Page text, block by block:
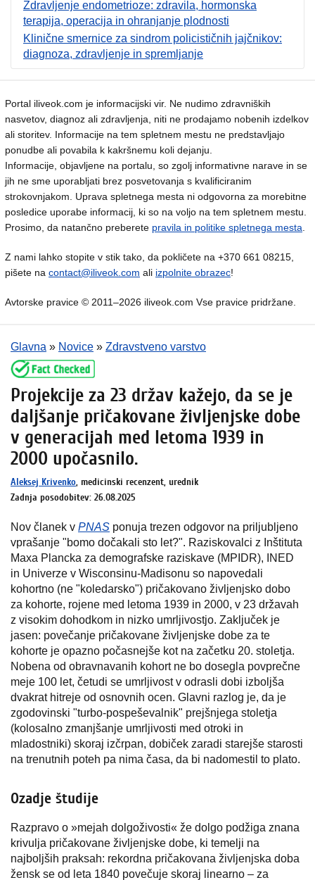
Zdravljenje endometrioze: zdravila, hormonska
terapija, operacija in ohranjanje plodnosti
Klinične smernice za sindrom policističnih jajčnikov:
diagnoza, zdravljenje in spremljanje
Portal iliveok.com je informacijski vir. Ne nudimo zdravniških
nasvetov, diagnoz ali zdravljenja, niti ne prodajamo nobenih izdelkov
ali storitev. Informacije na tem spletnem mestu ne predstavljajo
ponudbe ali povabila k kakršnemu koli dejanju.
Informacije, objavljene na portalu, so zgolj informativne narave in se
jih ne sme uporabljati brez posvetovanja s kvalificiranim
strokovnjakom. Uprava spletnega mesta ni odgovorna za morebitne
posledice uporabe informacij, ki so na voljo na tem spletnem mestu.
Prosimo, da natančno preberete pravila in politike spletnega mesta
Z nami lahko stopite v stik tako, da pokličete na +370 661 08215,
pišete na contact@iliveok.com ali izpolnite obrazec!
Avtorske pravice © 2011–2026 iliveok.com Vse pravice pridržane.
Glavna » Novice » Zdravstveno varstvo
Projekcije za 23 držav kažejo, da se je
daljšanje pričakovane življenjske dobe
v generacijah med letoma 1939 in
2000 upočasnilo.
Aleksej Krivenko, medicinski recenzent, urednik
Zadnja posodobitev: 26.08.2025
Nov članek v PNAS ponuja trezen odgovor na priljubljeno
vprašanje "bomo dočakali sto let?". Raziskovalci z Inštituta
Maxa Plancka za demografske raziskave (MPIDR), INED
in Univerze v Wisconsinu-Madisonu so napovedali
kohortno (ne "koledarsko") pričakovano življenjsko dobo
za kohorte, rojene med letoma 1939 in 2000, v 23 državah
z visokim dohodkom in nizko umrljivostjo. Zaključek je
jasen: povečanje pričakovane življenjske dobe za te
kohorte je opazno počasnejše kot na začetku 20. stoletja.
Nobena od obravnavanih kohort ne bo dosegla povprečne
meje 100 let, četudi se umrljivost v odrasli dobi izboljša
dvakrat hitreje od osnovnih ocen. Glavni razlog je, da je
zgodovinski "turbo-pospeševalnik" prejšnjega stoletja
(kolosalno zmanjšanje umrljivosti med otroki in
mladostniki) skoraj izčrpan, dobiček zaradi starejše starosti
na trenutnih poteh pa nima časa, da bi nadomestil to plato.
Ozadje študije
Razpravo o »mejah dolgoživosti« že dolgo podžiga znana
krivulja pričakovane življenjske dobe, ki temelji na
najboljših praksah: rekordna pričakovana življenjska doba
žensk se od leta 1840 povečuje skoraj linearno – za